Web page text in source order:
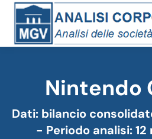
Nintendo
Dati: bilancio
- Periodo analisi:
Tu sei qui: